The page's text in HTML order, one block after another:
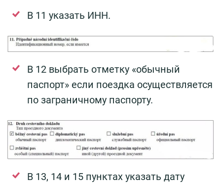
В 11 указать ИНН.
В 12 выбрать отметку «обычный
паспорт» если поездка осуществляется
по заграничному паспорту.
В 13, 14 и 15 пунктах указать дату